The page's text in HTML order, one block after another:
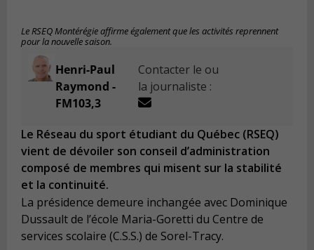
Le RSEQ Montérégie affirme également que les activités reprennent
pour la nouvelle saison.
Henri-Paul
Raymond -
FM103,3
Contacter le ou
la journaliste :
Le Réseau du sport étudiant du Québec (RSEQ)
vient de dévoiler son conseil d’administration
composé de membres qui misent sur la stabilité
et la continuité.
La présidence demeure inchangée avec Dominique
Dussault de l’école Maria-Goretti du Centre de
services scolaire (C.S.S.) de Sorel-Tracy.